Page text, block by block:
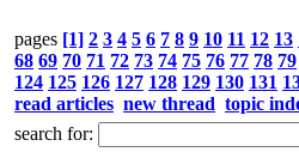
pages [1] 2 3 4 5 6 7 8 9 10 11 12 13
68 69 70 71 72 73 74 75 76 77 78 79
124 125 126 127 128 129 130 131
read articles new thread topic
search for: